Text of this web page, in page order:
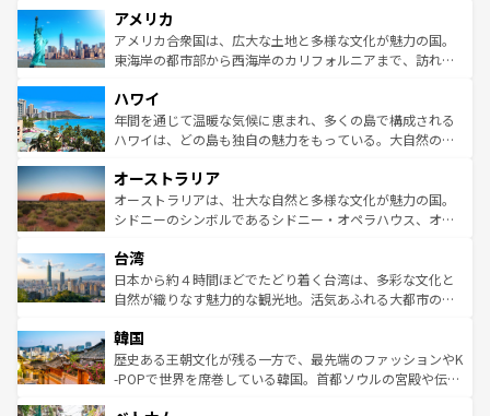
ンツ一覧を参照してほしい。
の建物がそのまま残る町や、スイスならではのユニークな
博物館もあり、アルプス観光だけでなく町歩きも満喫する
ことができる。国民の所得が高いため物価も高いが、旅行
ば市内交通費無料で観光を楽しむこともできる。 なお、新
着のスイス情報はコンテンツ一覧 を参照してほしい。
アメリカ
アメリカ合衆国は、広大な土地と多様な文化が魅力の国。
東海岸の都市部から西海岸のカリフォルニアまで、訪れる
のような巨大都市は、観光、ショッピング、エンターテイ
ンメントが詰まった刺激的なスポットだ。一方、アメリカ
西部には大自然が広がり、グランドキャニオンやイエロー
部のニューオーリンズでは、音楽と美食が融合した独特の
文化が魅力。旅行者はアメリカの各地域で異なる魅力を楽
しみながら、その多様性と豊かな歴史を感じることができ
ならではの贅沢な旅のスタイルだ。 なお、新着のアメリカ
情報はコンテンツ一覧を参照してほしい。
ハワイ
年間を通じて温暖な気候に恵まれ、多くの島で構成される
ハワイは、どの島も独自の魅力をもっている。大自然の神
ワイ島は見逃せない。また、定番の観光地といえばオアフ
島だが、静かな自然を求めるならマウイ島やカウアイ島が
おすすめ。エメラルドグリーンに輝く海をはじめ、豊かな
れるおもてなしの心で訪れる人々を迎えてくれるハワイの
人々、おいしいローカルフードやハワイアンミュージッ
ク、伝統的なフラダンスなど、すべてがハワイの魅力を彩
ワイを、存分に味わってほしい。 なお、新着のハワイ情報
はコンテンツ一覧を参照してほしい。
オーストラリア
オーストラリアは、壮大な自然と多様な文化が魅力の国。
シドニーのシンボルであるシドニー・オペラハウス、オー
リアリーフや大陸中央部にそびえるウルル（エアーズロッ
ク）、タスマニアの美しい原生林やケアンズの熱帯雨林な
ど、見どころがたくさん。また、カフェやワイン、オージ
いる。アクティビティも充実しており、サーフィンやダイ
ビング、ハイキングなど、アウトドア好きにはたまらな
い。オーストラリアの多彩な魅力を存分に味わいつくそ
台湾
日本から約４時間ほどでたどり着く台湾は、多彩な文化と
自然が織りなす魅力的な観光地。活気あふれる大都市の台
ン）、静ひつな山岳地帯である台湾東部など、都市の喧騒
と山間の静けさが共存しており、訪れる人に新しい発見と
驚きをもたらしてくれる。また、奥深い台湾の食文化も魅
韓国
歴史ある王朝文化が残る一方で、最先端のファッションやK
-POPで世界を席巻している韓国。首都ソウルの宮殿や伝統